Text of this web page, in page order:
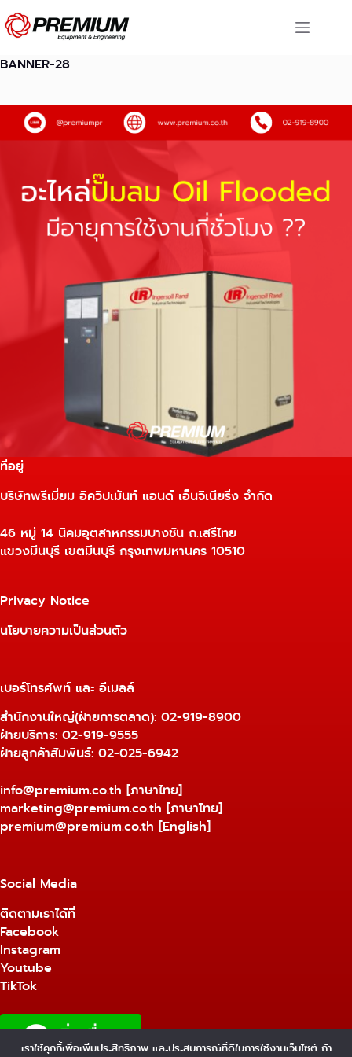
Skip
to
content
BANNER-28
ที่อยู่
บริษัทพรีเมี่ยม อิควิปเม้นท์ แอนด์ เอ็นจิเนียริ่ง จำกัด
46 หมู่ 14 นิคมอุตสาหกรรมบางชัน ถ.เสรีไทย
แขวงมีนบุรี เขตมีนบุรี กรุงเทพมหานคร 10510
Privacy Notice
นโยบายความเป็นส่วนตัว
เบอร์โทรศัพท์ และ อีเมลล์
สำนักงานใหญ่(ฝ่ายการตลาด): 02-919-8900
ฝ่ายบริการ: 02-919-9555
ฝ่ายลูกค้าสัมพันธ์: 02-025-6942
info@premium.co.th [ภาษาไทย]
marketing@premium.co.th [ภาษาไทย]
premium@premium.co.th [English]
Social Media
ติดตามเราได้ที่
Facebook
Instagram
Youtube
TikTok
เราใช้คุกกี้เพื่อเพิ่มประสิทธิภาพ และประสบการณ์ที่ดีในการใช้งานเว็บไซต์ ถ้า
1